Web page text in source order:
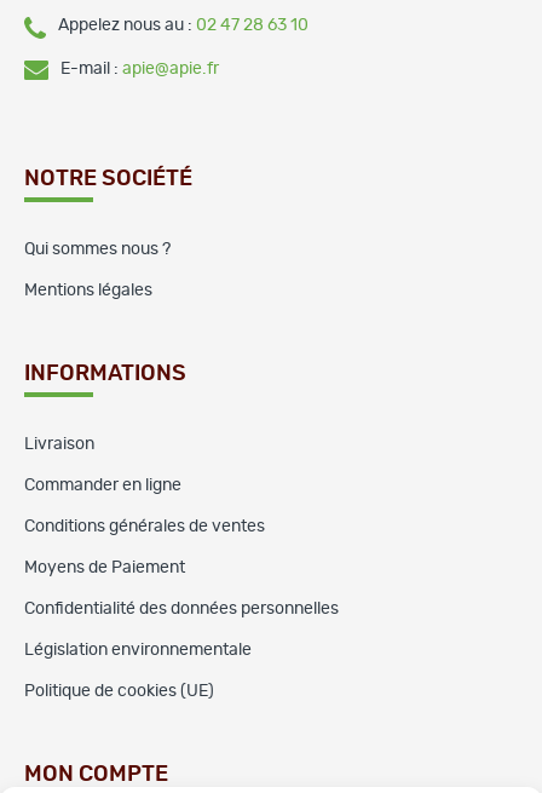
Appelez nous au : 02 47 28 63 10
E-mail : apie@apie.fr
NOTRE SOCIÉTÉ
Qui sommes nous ?
Mentions légales
INFORMATIONS
Livraison
Commander en ligne
Conditions générales de ventes
Moyens de Paiement
Confidentialité des données personnelles
Législation environnementale
Politique de cookies (UE)
MON COMPTE